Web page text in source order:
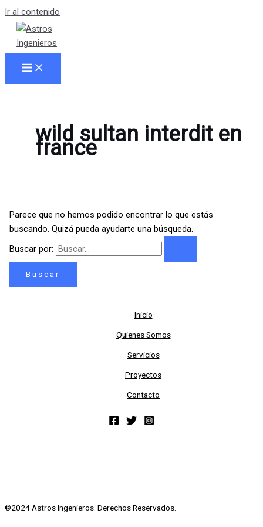
Ir al contenido
wild sultan interdit en
france
Parece que no hemos podido encontrar lo que estás
buscando. Quizá pueda ayudarte una búsqueda.
Buscar por:
Inicio
Quienes Somos
Servicios
Proyectos
Contacto
©2024 Astros Ingenieros. Derechos Reservados.